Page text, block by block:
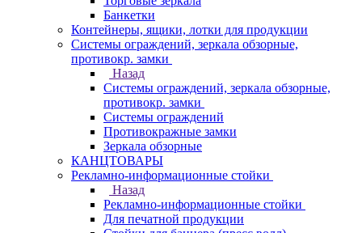
Банкетки
Контейнеры, ящики, лотки для продукции
Системы ограждений, зеркала обзорные,
противокр. замки
Назад
Системы ограждений, зеркала обзорные,
противокр. замки
Системы ограждений
Противокражные замки
Зеркала обзорные
КАНЦТОВАРЫ
Рекламно-информационные стойки
Назад
Рекламно-информационные стойки
Для печатной продукции